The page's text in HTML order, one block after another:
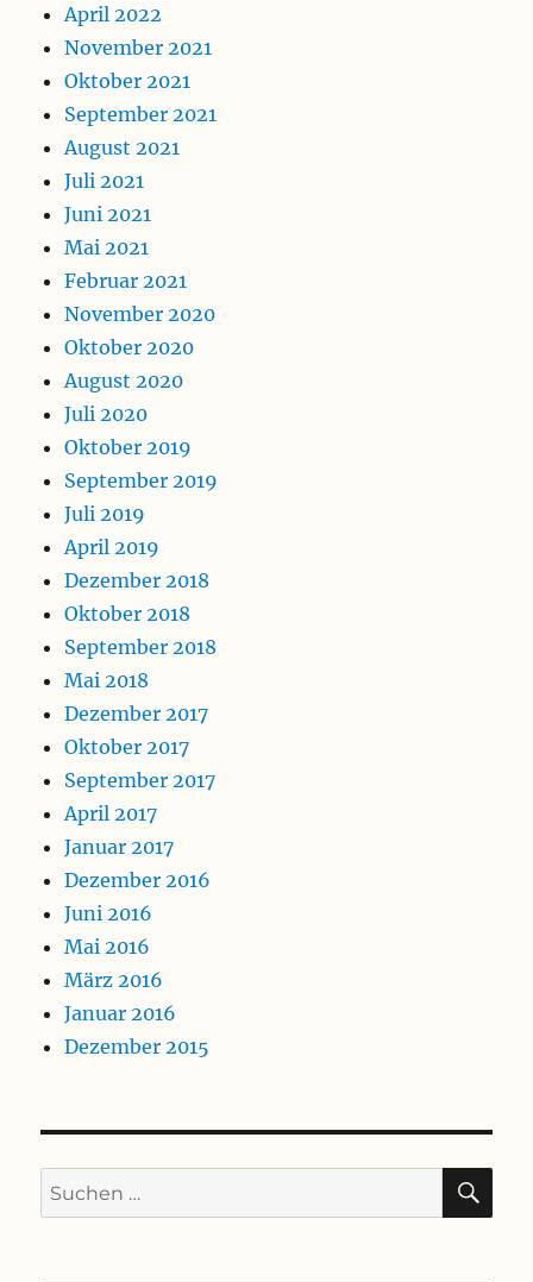
April 2022
November 2021
Oktober 2021
September 2021
August 2021
Juli 2021
Juni 2021
Mai 2021
Februar 2021
November 2020
Oktober 2020
August 2020
Juli 2020
Oktober 2019
September 2019
Juli 2019
April 2019
Dezember 2018
Oktober 2018
September 2018
Mai 2018
Dezember 2017
Oktober 2017
September 2017
April 2017
Januar 2017
Dezember 2016
Juni 2016
Mai 2016
März 2016
Januar 2016
Dezember 2015
Suchen
nach: